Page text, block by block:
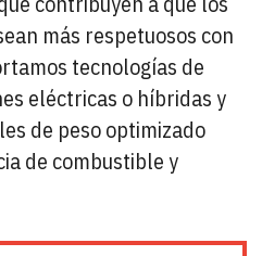
más respetuosos con
tecnologías de
eléctricas o híbridas y
de peso optimizado
de combustible y